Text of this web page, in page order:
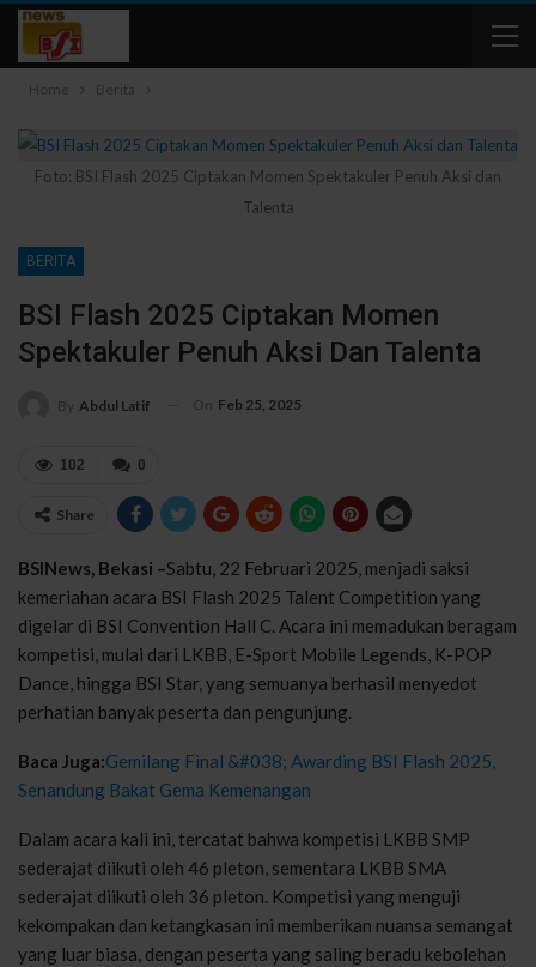
Home Berita
Foto: BSI Flash 2025 Ciptakan Momen Spektakuler Penuh Aksi dan
Talenta
BERITA
BSI Flash 2025 Ciptakan Momen
Spektakuler Penuh Aksi Dan Talenta
By Abdul Latif On Feb 25, 2025
0
102
Share
BSINews, Bekasi –Sabtu, 22 Februari 2025, menjadi saksi
kemeriahan acara BSI Flash 2025 Talent Competition yang
digelar di BSI Convention Hall C. Acara ini memadukan beragam
kompetisi, mulai dari LKBB, E-Sport Mobile Legends, K-POP
Dance, hingga BSI Star, yang semuanya berhasil menyedot
perhatian banyak peserta dan pengunjung.
Baca Juga:Gemilang Final &#038; Awarding BSI Flash 2025,
Senandung Bakat Gema Kemenangan
Dalam acara kali ini, tercatat bahwa kompetisi LKBB SMP
sederajat diikuti oleh 46 pleton, sementara LKBB SMA
sederajat diikuti oleh 36 pleton. Kompetisi yang menguji
kekompakan dan ketangkasan ini memberikan nuansa semangat
yang luar biasa, dengan peserta yang saling beradu kebolehan